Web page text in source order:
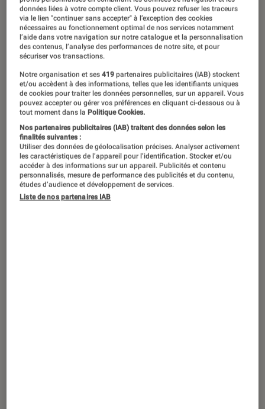
Google Docs : le signe @ se transforme
en menu universel
ACTU
Tech • 22 oct. 2021
données liées à votre compte client. Vous pouvez refuser les traceurs
via le lien "continuer sans accepter" à l’exception des cookies
nécessaires au fonctionnement optimal de nos services notamment
l’aide dans votre navigation sur notre catalogue et la personnalisation
des contenus, l’analyse des performances de notre site, et pour
sécuriser vos transactions.
Notre organisation et ses419 partenaires publicitaires (IAB) stockent
et/ou accèdent à des informations, telles que les identifiants uniques
de cookies pour traiter les données personnelles, sur un appareil. Vous
pouvez accepter ou gérer vos préférences en cliquant ci-dessous ou à
tout moment dans la Politique Cookies.
Nos partenaires publicitaires (IAB) traitent des données selon les
finalités suivantes :
Utiliser des données de géolocalisation précises. Analyser activement
les caractéristiques de l’appareil pour l’identification. Stocker et/ou
accéder à des informations sur un appareil. Publicités et contenu
personnalisés, mesure de performance des publicités et du contenu,
études d’audience et développement de services.
Liste de nos partenaires IAB